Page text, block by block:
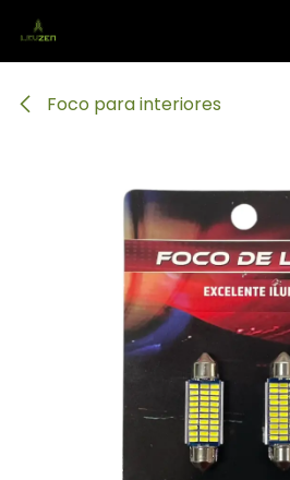
Foco para interiores